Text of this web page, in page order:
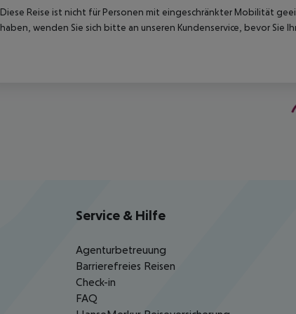
Diese Reise ist nicht für Personen mit eingeschränkter Mobilität
haben, wenden Sie sich bitte an unseren Kundenservice, bevor Sie
Service & Hilfe
Agenturbetreuung
Barrierefreies Reisen
Check-in
FAQ